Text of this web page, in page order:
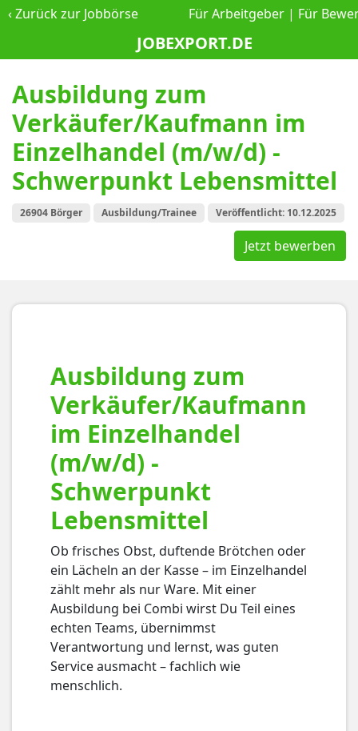
‹Zurück zur Jobbörse
JOBEXPORT.DE
Für Arbeitgeber | Für
Ausbildung zum
Verkäufer/Kaufmann im
Einzelhandel (m/w/d) -
Schwerpunkt Lebensmittel
26904 Börger Ausbildung/Trainee Veröffentlicht: 10.12.2025
Jetzt bewerben
Ausbildung zum
Verkäufer/Kaufmann
im Einzelhandel
(m/w/d) -
Schwerpunkt
Lebensmittel
Ob frisches Obst, duftende Brötchen oder
ein Lächeln an der Kasse – im Einzelhandel
zählt mehr als nur Ware. Mit einer
Ausbildung bei Combi wirst Du Teil eines
echten Teams, übernimmst
Verantwortung und lernst, was guten
Service ausmacht – fachlich wie
menschlich.